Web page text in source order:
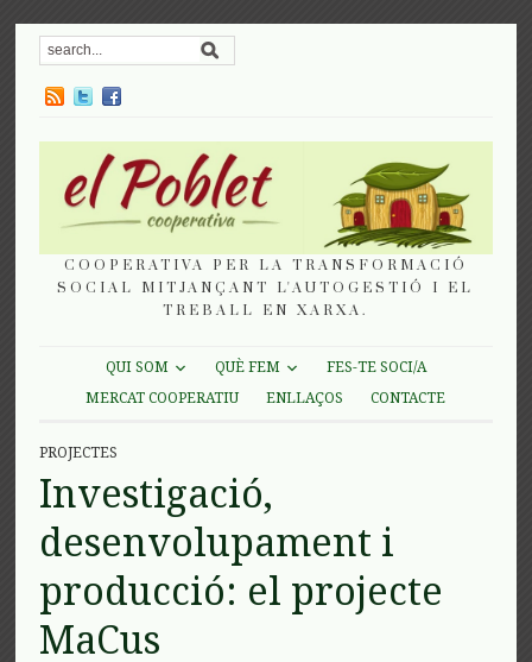
COOPERATIVA PER LA TRANSFORMACIÓ
SOCIAL MITJANÇANT L'AUTOGESTIÓ I EL
TREBALL EN XARXA.
QUI SOM QUÈ FEM
FES-TE SOCI/A
MERCAT COOPERATIU
ENLLAÇOS CONTACTE
PROJECTES
Investigació,
desenvolupament i
producció: el projecte
MaCus